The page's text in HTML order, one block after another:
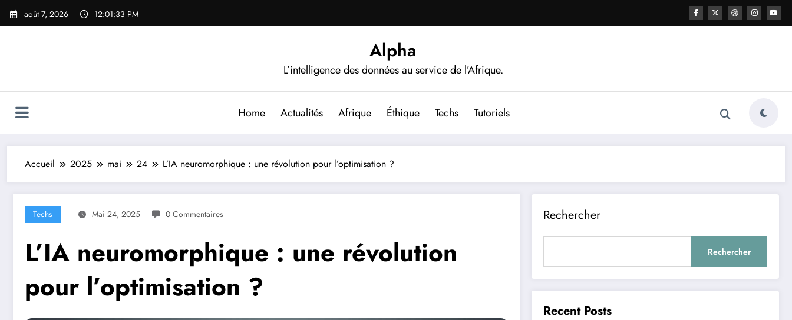
Aller
août 7, 2026 12:01:36 PM
Alpha
L’intelligence des données au service de l’Afrique.
Home Actualités Afrique Éthique Techs Tutoriels
Accueil 2025 mai 24 L’IA neuromorphique : une révolution pour l’optimisation ?
Techs Mai 24, 2025 0 Commentaires
L’IA neuromorphique : une révolution
pour l’optimisation ?
Rechercher
Rechercher
Recent Posts